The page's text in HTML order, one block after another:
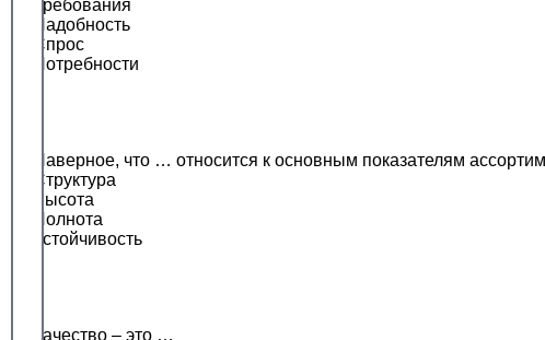
Требования
Надобность
Спрос
Потребности
Наверное, что … относится к основным показателям
Структура
Высота
Полнота
Устойчивость
Качество – это …